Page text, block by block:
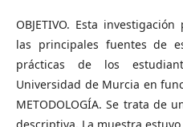
OBJETIVO. Esta
las principales fuentes de
prácticas de los
Universidad de Murcia en
METODOLOGÍA. Se trata de